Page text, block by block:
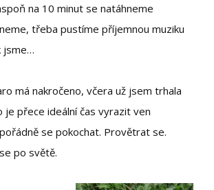
na 10 minut se natáhneme
třeba pustíme příjemnou muziku
jsme…
má nakročeno, včera už jsem trhala
je přece ideální čas vyrazit ven
se pokochat. Provětrat se.
po světě.